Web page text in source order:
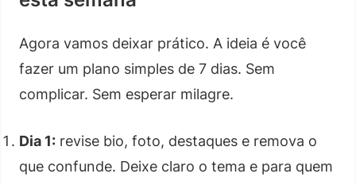
Agora vamos deixar prático. A ideia é você
fazer um plano simples de 7 dias. Sem
complicar. Sem esperar milagre.
Dia 1: revise bio, foto, destaques e remova o
que confunde. Deixe claro o tema e para quem